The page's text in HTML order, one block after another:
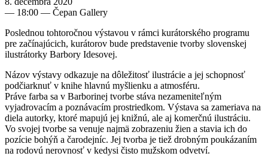
— 18:00 — Čepan Gallery
Poslednou tohtoročnou výstavou v rámci kurátorského programu
pre začínajúcich, kurátorov bude predstavenie tvorby slovenskej
ilustrátorky Barbory Idesovej.
Názov výstavy odkazuje na dôležitosť ilustrácie a jej schopnosť
podčiarknuť v knihe hlavnú myšlienku a atmosféru.
Práve farba sa v Barborinej tvorbe stáva nezameniteľným
vyjadrovacím a poznávacím prostriedkom. Výstava sa zameriava na
diela autorky, ktoré mapujú jej knižnú, ale aj komerčnú ilustráciu.
Vo svojej tvorbe sa venuje najmä zobrazeniu žien a stavia ich do
pozície bohýň a čarodejníc. Jej tvorba je tiež drobným poukázaním
na rodovú nerovnosť v kedysi čisto mužskom odvetví.